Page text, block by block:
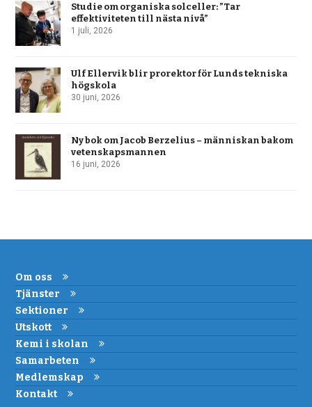
Studie om organiska solceller: ”Tar
effektiviteten till nästa nivå”
1 juli, 2026
Ulf Ellervik blir prorektor för Lunds tekniska
högskola
30 juni, 2026
Ny bok om Jacob Berzelius – människan bakom
vetenskapsmannen
16 juni, 2026
Om oss
Tjänster
Sektioner
Utskott
Kemi i skolan
Samarbeten
Medlemskap
Kontakt